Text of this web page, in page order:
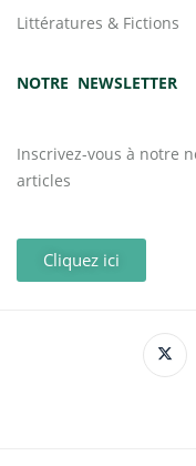
Littératures & Fictions
NOTRE NEWSLETTER
Inscrivez-vous à notre
articles
Cliquez ici